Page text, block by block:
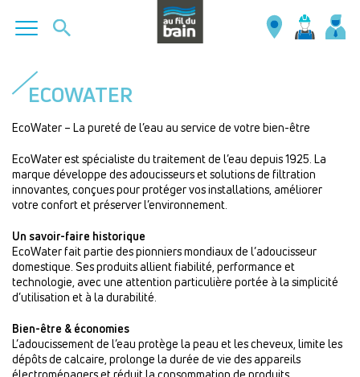
contenu
principal
ECOWATER
EcoWater – La pureté de l’eau au service de votre bien-être
EcoWater est spécialiste du traitement de l’eau depuis 1925. La
marque développe des adoucisseurs et solutions de filtration
innovantes, conçues pour protéger vos installations, améliorer
votre confort et préserver l’environnement.
Un savoir-faire historique
EcoWater fait partie des pionniers mondiaux de l’adoucisseur
domestique. Ses produits allient fiabilité, performance et
technologie, avec une attention particulière portée à la simplicité
d’utilisation et à la durabilité.
Bien-être & économies
L’adoucissement de l’eau protège la peau et les cheveux, limite les
dépôts de calcaire, prolonge la durée de vie des appareils